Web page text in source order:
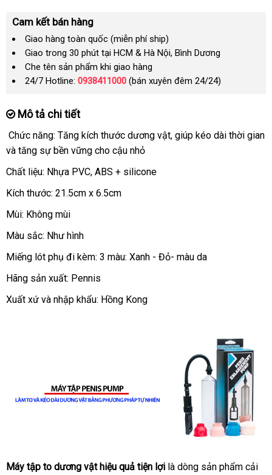
Cam kết bán hàng
Giao hàng toàn quốc (miễn phí ship)
Giao trong 30 phút tại HCM & Hà Nội, Bình Dương
Che tên sản phẩm khi giao hàng
24/7 Hotline: 0938411000 (bán xuyên đêm 24/24)
Mô tả chi tiết
Chức năng: Tăng kích thước dương vậtnhập
, giúp kéo dài thời gian
nhận
xét
và tăng sự bền vững cho cậu nhỏ
Chất liệu: Nhựa PVCsửa
chữa
, ABS + silicone
Kích thước: 21.5cm x 6.5cm
Mùi: Không mùi
Màu sắc: Như hình
Miếng lót phụ đi kèm: 3 màu: Xanh - Đỏ- màu da
Hãng sản xuất: Pennis
Xuất xứ đắt
và nhập khẩu: Hồng Kong
Máy tập to dương vật hiệu quả tiện lợi là dòng sản phẩm cải